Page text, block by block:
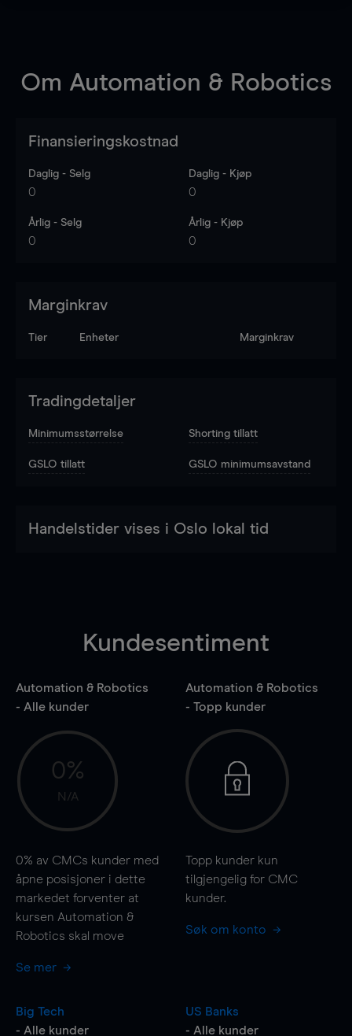
Om Automation & Robotics
Finansieringskostnad
Daglig - Selg
0
Daglig - Kjøp
0
Årlig - Selg
0
Årlig - Kjøp
0
Marginkrav
Tier Enheter Marginkrav
Tradingdetaljer
Minimumsstørrelse Shorting tillatt
GSLO tillatt GSLO minimumsavstand
Handelstider vises i Oslo lokal tid
Kundesentiment
Automation & Robotics
- Alle kunder
0%
N/A
0% av CMCs kunder med
åpne posisjoner i dette
markedet forventer at
kursen Automation &
Robotics skal move
Se mer
Automation & Robotics
- Topp kunder
Topp kunder kun
tilgjengelig for CMC
kunder.
Søk om konto
Big Tech
- Alle kunder
US Banks
- Alle kunder